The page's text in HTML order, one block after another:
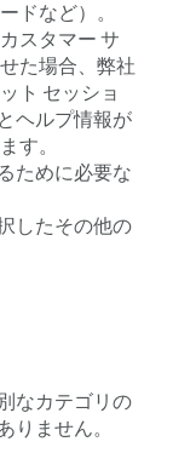
ドなど）。
スタマー サ
た場合、弊社
ト セッショ
ヘルプ情報が
す。
ために必要な
したその他の
なカテゴリの
りません。